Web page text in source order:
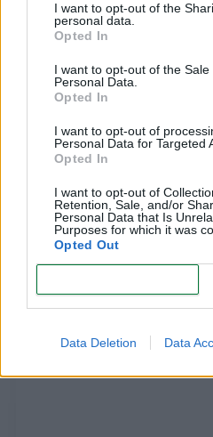
I want to opt-out of the
personal data.
Opted In
I want to opt-out of the Sale
Personal Data.
Opted In
I want to opt-out of
Personal Data for Targeted
Opted In
I want to opt-out of
Retention, Sale, and/or
Personal Data that Is
Purposes for which it was
Opted Out
Data Deletion Data
Te puede interesar…